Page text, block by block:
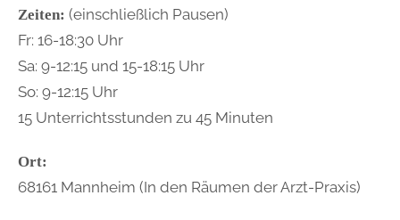
Zeiten: (einschließlich Pausen)
Fr: 16-18:30 Uhr
Sa: 9-12:15 und 15-18:15 Uhr
So: 9-12:15 Uhr
15 Unterrichtsstunden zu 45 Minuten
Ort:
68161 Mannheim (In den Räumen der Arzt-Praxis)